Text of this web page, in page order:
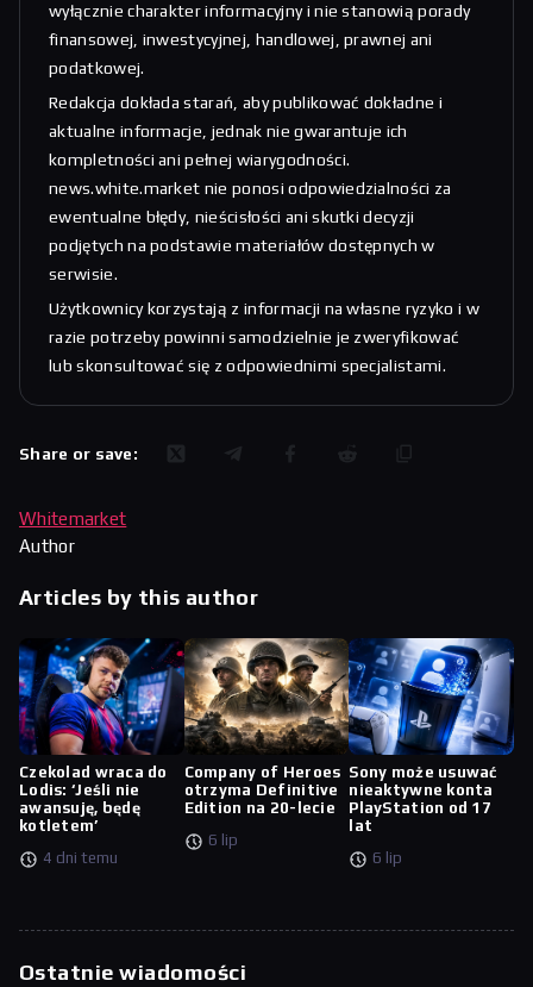
wyłącznie charakter informacyjny i nie stanowią porady
finansowej, inwestycyjnej, handlowej, prawnej ani
podatkowej.
Redakcja dokłada starań, aby publikować dokładne i
aktualne informacje, jednak nie gwarantuje ich
kompletności ani pełnej wiarygodności.
news.white.market nie ponosi odpowiedzialności za
ewentualne błędy, nieścisłości ani skutki decyzji
podjętych na podstawie materiałów dostępnych w
serwisie.
Użytkownicy korzystają z informacji na własne ryzyko i w
razie potrzeby powinni samodzielnie je zweryfikować
lub skonsultować się z odpowiednimi specjalistami.
Share or save:
Whitemarket
Author
Articles by this author
Czekolad wraca do
Lodis: ‘Jeśli nie
awansuję, będę
kotletem’
4 dni temu
Company of Heroes
otrzyma Definitive
Edition na 20-lecie
6 lip
Sony może usuwać
nieaktywne konta
PlayStation od 17
lat
6 lip
Ostatnie wiadomości